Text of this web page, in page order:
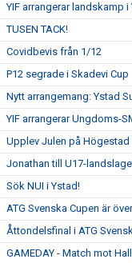
YIF arrangerar landskamp i
TUSEN TACK!
Covidbevis från 1/12
P12 segrade i Skadevi Cup
Nytt arrangemang: Ystad
YIF arrangerar Ungdoms-
Upplev Julen på Högestad
Jonathan till U17-
Sök NUI i Ystad!
ATG Svenska Cupen är över
Åttondelsfinal i ATG
GAMEDAY - Match mot